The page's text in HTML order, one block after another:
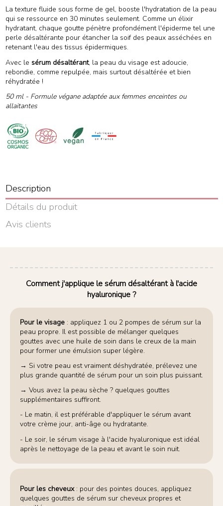
La texture fluide sous forme de gel, booste l'hydratation de la peau
qui se ressource en 30 minutes seulement. Comme un élixir
hydratant, chaque goutte pénètre profondément l'épiderme tel une
perle désaltérante pour étancher la soif des peaux asséchées en
retenant l'eau des tissus épidermiques.
Avec le sérum désaltérant, la peau du visage est adoucie,
rebondie, comme repulpée, mais surtout désaltérée et bien
réhydratée !
50 ml - Formule végane adaptée aux femmes enceintes ou
allaitantes
Description
Détails du produit
Avis clients
Comment j'applique le sérum désaltérant à l'acide
hyaluronique ?
Pour le visage : appliquez 1 ou 2 pompes de sérum sur la
peau propre. Il est possible de mélanger quelques
gouttes avec une huile de soin dans le creux de la main
pour former une émulsion super légère.
→ Si votre peau est vraiment déshydratée, prélevez une
plus grande quantité de sérum pour un soin plus puissant.
→ Vous avez la peau sèche ? quelques gouttes
supplémentaires suffiront.
- Le matin, il est préférable d'appliquer le sérum avant
votre crème jour, anti-âge ou hydratante.
- Le soir, le sérum visage à l'acide hyaluronique est idéal
après le nettoyage de la peau et avant le soin nuit.
Pour les cheveux: pour des pointes douces, appliquez
quelques gouttes de sérum sur cheveux propres et